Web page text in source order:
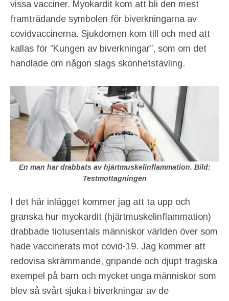
vissa vacciner. Myokardit kom att bli den mest
framträdande symbolen för biverkningarna av
covidvaccinerna. Sjukdomen kom till och med att
kallas för ”Kungen av biverkningar”, som om det
handlade om någon slags skönhetstävling.
En man har drabbats av hjärtmuskelinflammation. Bild:
Testmottagningen
I det här inlägget kommer jag att ta upp och
granska hur myokardit (hjärtmuskelinflammation)
drabbade tiotusentals människor världen över som
hade vaccinerats mot covid-19. Jag kommer att
redovisa skrämmande, gripande och djupt tragiska
exempel på barn och mycket unga människor som
blev så svårt sjuka i biverkningar av de